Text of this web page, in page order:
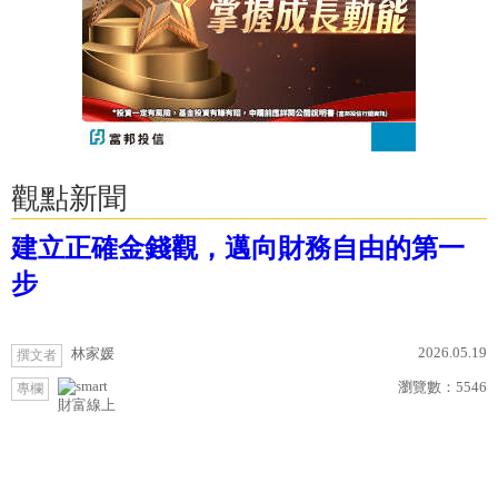
觀點新聞
建立正確金錢觀，邁向財務自由的第一
步
撰文者 林家媛 2026.05.19
專欄
財富線上
瀏覽數： 5546